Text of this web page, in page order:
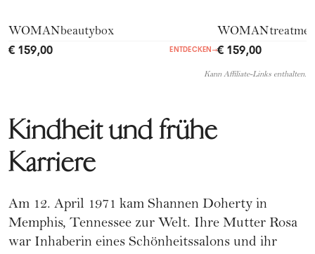
WOMANbeautybox
€ 159,00 ENTDECKEN →€ 159,00
Kann Affiliate-Links enthalten.
Kindheit und frühe
Karriere
Am 12. April 1971 kam Shannen Doherty in
Memphis, Tennessee zur Welt. Ihre Mutter Rosa
war Inhaberin eines Schönheitssalons und ihr